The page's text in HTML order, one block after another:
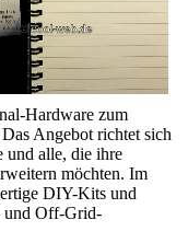
Hardware zum
Angebot richtet sich
und alle, die ihre
möchten. Im
DIY-Kits und
und Off-Grid-